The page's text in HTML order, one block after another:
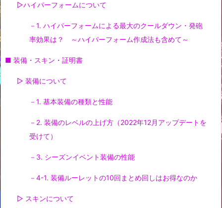
▷ハイパーフォームについて
－1. ハイパーフォームによる最大のクールダウン・発砲
率効果は？ ～ハイパーフォーム作成法も含めて～
■ 装備・スキン・証明書
▷ 装備について
－1. 基本装備の種類と性能
－2. 装備のレベルの上げ方（2022年12月アップデートを
受けて）
－3. シーズンイベント装備の性能
－4-1. 装備ルーレットの10回まとめ回しはお得なのか
▷ スキンについて